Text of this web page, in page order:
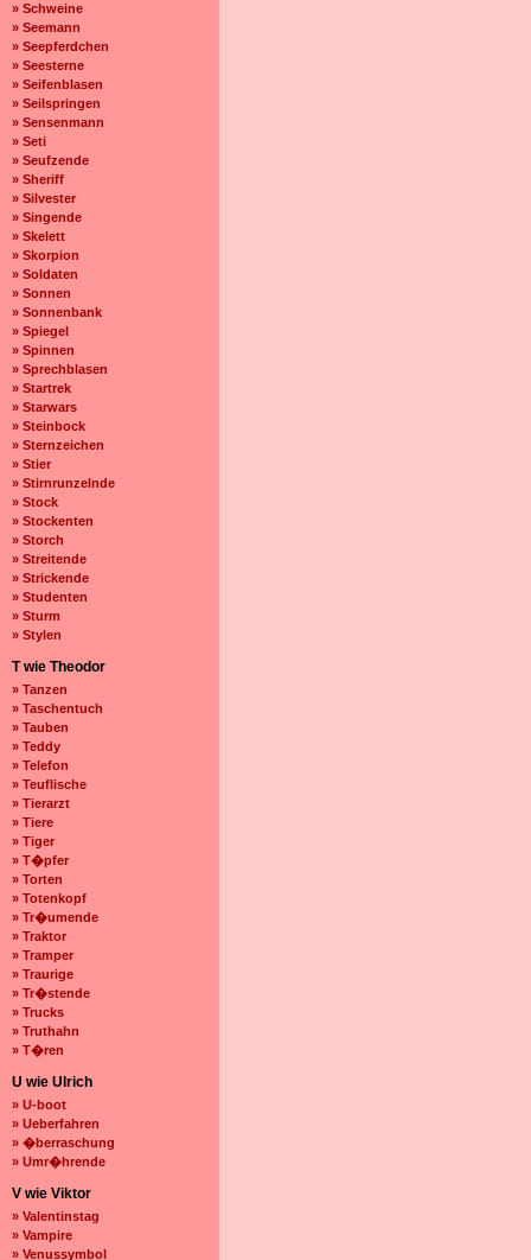
» Schweine
» Seemann
» Seepferdchen
» Seesterne
» Seifenblasen
» Seilspringen
» Sensenmann
» Seti
» Seufzende
» Sheriff
» Silvester
» Singende
» Skelett
» Skorpion
» Soldaten
» Sonnen
» Sonnenbank
» Spiegel
» Spinnen
» Sprechblasen
» Startrek
» Starwars
» Steinbock
» Sternzeichen
» Stier
» Stirnrunzelnde
» Stock
» Stockenten
» Storch
» Streitende
» Strickende
» Studenten
» Sturm
» Stylen
T wie Theodor
» Tanzen
» Taschentuch
» Tauben
» Teddy
» Telefon
» Teuflische
» Tierarzt
» Tiere
» Tiger
» T�pfer
» Torten
» Totenkopf
» Tr�umende
» Traktor
» Tramper
» Traurige
» Tr�stende
» Trucks
» Truthahn
» T�ren
U wie Ulrich
» U-boot
» Ueberfahren
» �berraschung
» Umr�hrende
V wie Viktor
» Valentinstag
» Vampire
» Venussymbol